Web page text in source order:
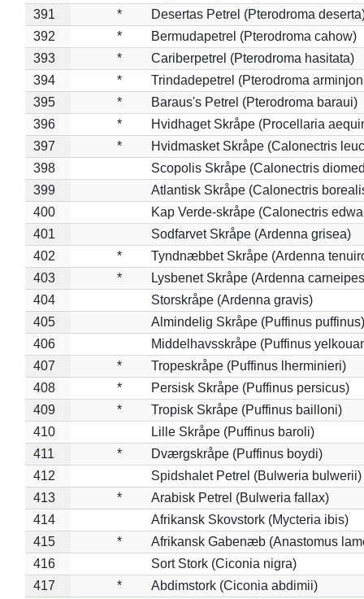
391
*
Desertas Petrel (Pterodroma
392
*
Bermudapetrel (Pterodroma cahow)
393
*
Cariberpetrel (Pterodroma hasitata)
394
*
Trindadepetrel (Pterodroma
395
*
Baraus's Petrel (Pterodroma baraui)
396
*
Hvidhaget Skråpe (Procellaria
397
*
Hvidmasket Skråpe (Calonectris
398
Scopolis Skråpe (Calonectris
399
Atlantisk Skråpe (Calonectris
400
Kap Verde-skråpe (Calonectris
401
Sodfarvet Skråpe (Ardenna grisea)
402
*
Tyndnæbbet Skråpe (Ardenna
403
*
Lysbenet Skråpe (Ardenna
404
Storskråpe (Ardenna gravis)
405
Almindelig Skråpe (Puffinus puffinus)
406
Middelhavsskråpe (Puffinus
407
*
Tropeskråpe (Puffinus lherminieri)
408
*
Persisk Skråpe (Puffinus persicus)
409
*
Tropisk Skråpe (Puffinus bailloni)
410
Lille Skråpe (Puffinus baroli)
411
*
Dværgskråpe (Puffinus boydi)
412
Spidshalet Petrel (Bulweria bulwerii)
413
*
Arabisk Petrel (Bulweria fallax)
414
Afrikansk Skovstork (Mycteria ibis)
415
*
Afrikansk Gabenæb (Anastomus
416
Sort Stork (Ciconia nigra)
417
*
Abdimstork (Ciconia abdimii)